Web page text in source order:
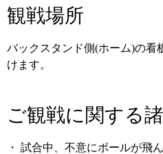
観戦場所
バックスタンド側(ホーム)の看
けます。
ご観戦に関する
・ 試合中、不意にボールが飛